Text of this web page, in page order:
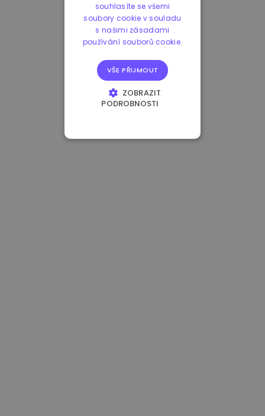
souhlasíte se všemi
soubory cookie v souladu
s našimi zásadami
používání souborů cookie.
VŠE PŘIJMOUT
ZOBRAZIT
PODROBNOSTI